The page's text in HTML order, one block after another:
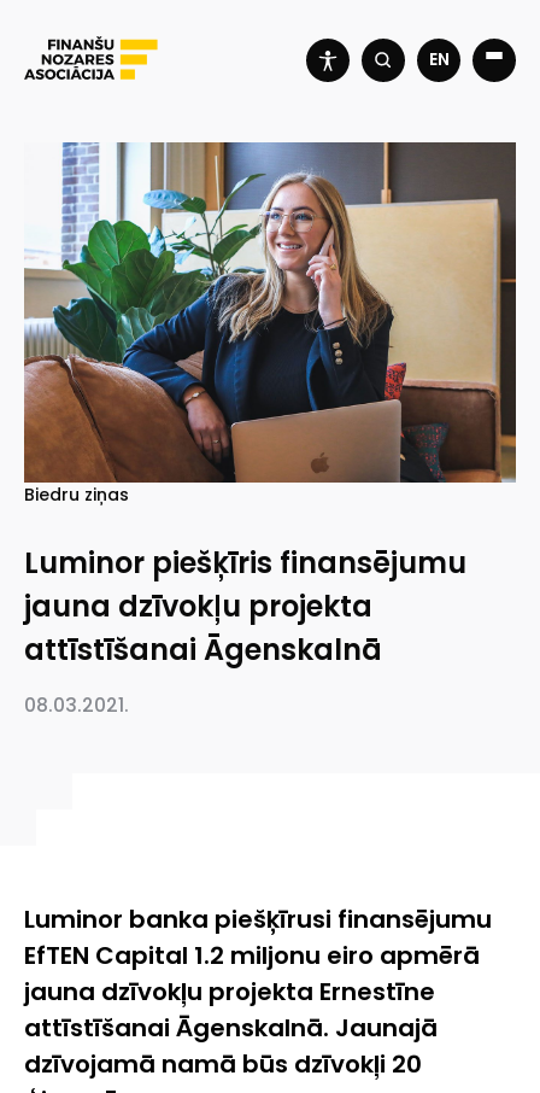
EN
Biedru ziņas
Luminor piešķīris finansējumu
jauna dzīvokļu projekta
attīstīšanai Āgenskalnā
08.03.2021.
Luminor banka piešķīrusi finansējumu
EfTEN Capital 1.2 miljonu eiro apmērā
jauna dzīvokļu projekta Ernestīne
attīstīšanai Āgenskalnā. Jaunajā
dzīvojamā namā būs dzīvokļi 20